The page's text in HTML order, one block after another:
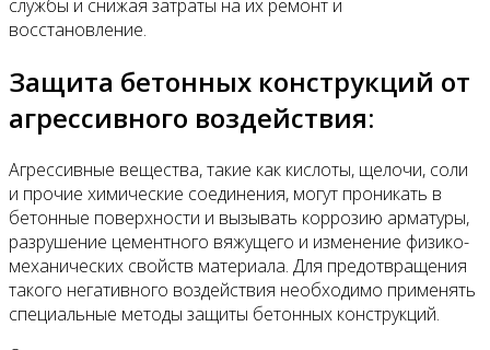
службы и снижая затраты на их ремонт и
восстановление.
Защита бетонных конструкций от
агрессивного воздействия:
Агрессивные вещества, такие как кислоты, щелочи, соли
и прочие химические соединения, могут проникать в
бетонные поверхности и вызывать коррозию арматуры,
разрушение цементного вяжущего и изменение физико-
механических свойств материала. Для предотвращения
такого негативного воздействия необходимо применять
специальные методы защиты бетонных конструкций.